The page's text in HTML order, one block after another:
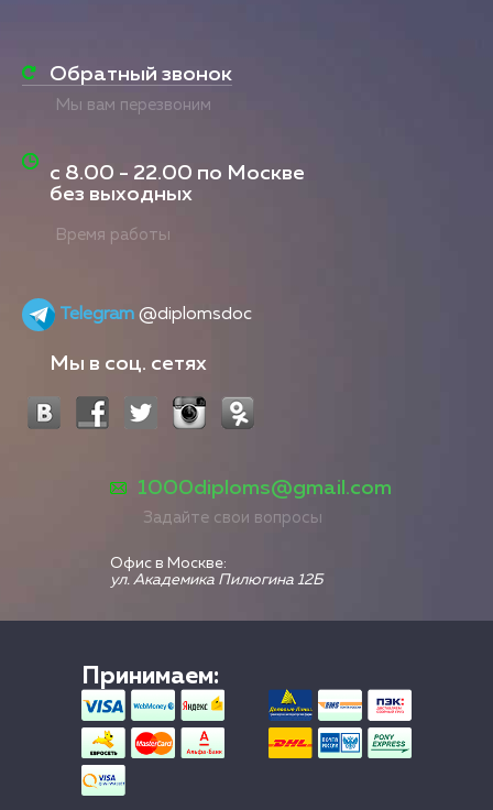
Обратный звонок
Мы вам перезвоним
с 8.00 - 22.00 по Москве
без выходных
Время работы
Telegram @diplomsdoc
Мы в соц. сетях
1000diploms@gmail.com
Задайте свои вопросы
Офис в Москве:
ул. Академика Пилюгина 12Б
Принимаем: